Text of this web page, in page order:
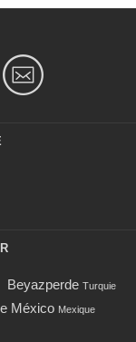
Beyazperde Turquie
México Mexique